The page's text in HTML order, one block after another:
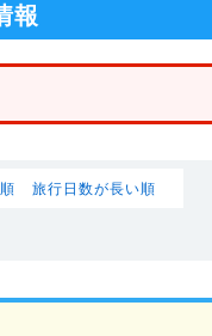
報
旅行日数が長い順